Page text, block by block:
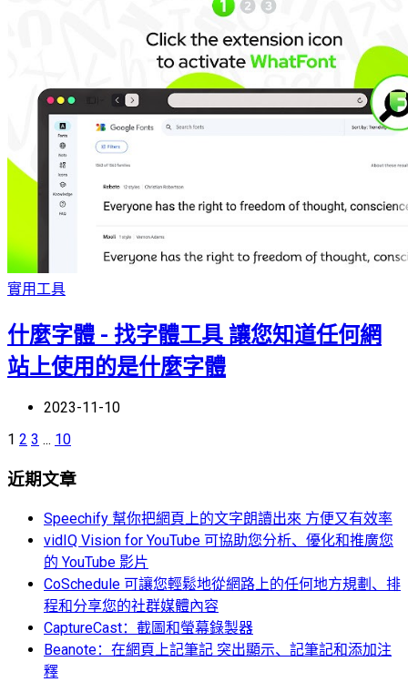
實用工具
什麼字體 - 找字體工具 讓您知道任何網
站上使用的是什麼字體
2023-11-10
1 2 3 ... 10
近期文章
Speechify 幫你把網頁上的文字朗讀出來 方便又有效率
vidIQ Vision for YouTube 可協助您分析、優化和推廣您
的 YouTube 影片
CoSchedule 可讓您輕鬆地從網路上的任何地方規劃、排
程和分享您的社群媒體內容
CaptureCast：截圖和螢幕錄製器
Beanote：在網頁上記筆記 突出顯示、記筆記和添加注
釋